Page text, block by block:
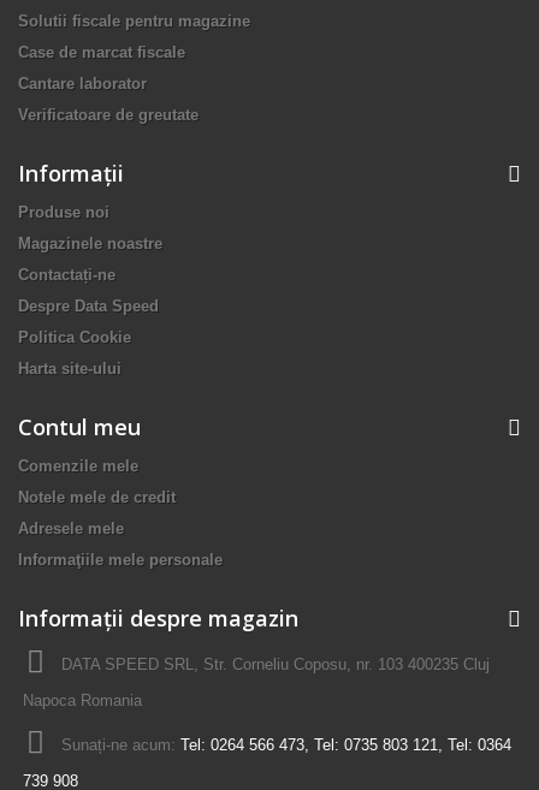
Solutii fiscale pentru magazine
Case de marcat fiscale
Cantare laborator
Verificatoare de greutate
Informaţii
Produse noi
Magazinele noastre
Contactați-ne
Despre Data Speed
Politica Cookie
Harta site-ului
Contul meu
Comenzile mele
Notele mele de credit
Adresele mele
Informaţiile mele personale
Informații despre magazin
DATA SPEED SRL, Str. Corneliu Coposu, nr. 103 400235 Cluj
Napoca Romania
Sunați-ne acum: Tel: 0264 566 473, Tel: 0735 803 121, Tel: 0364
739 908